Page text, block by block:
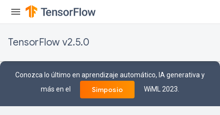
TensorFlow v2.5.0
Conozca lo último en aprendizaje automático, IA generativa y
más en el
Simposio WiML 2023.